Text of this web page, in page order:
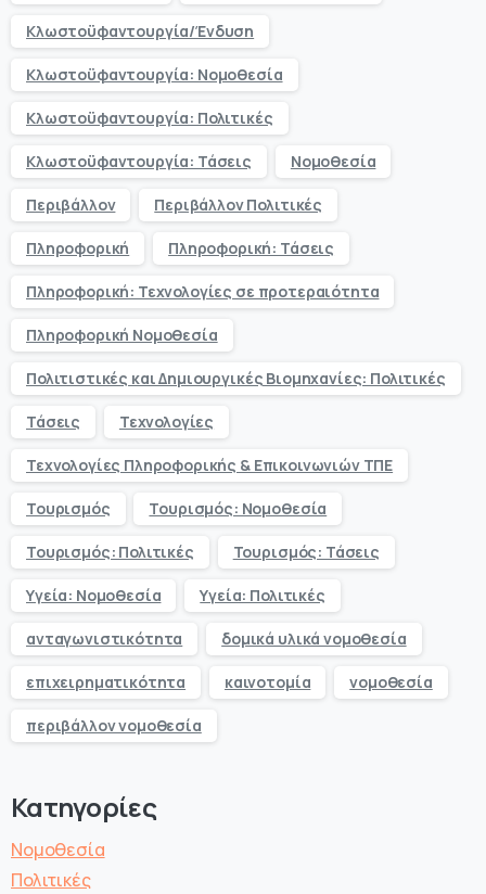
Κλωστοϋφαντουργία/Ένδυση
Κλωστοϋφαντουργία: Νομοθεσία
Κλωστοϋφαντουργία: Πολιτικές
Κλωστοϋφαντουργία: Τάσεις Νομοθεσία
Περιβάλλον Περιβάλλον Πολιτικές
Πληροφορική Πληροφορική: Τάσεις
Πληροφορική: Τεχνολογίες σε προτεραιότητα
Πληροφορική Νομοθεσία
Πολιτιστικές και Δημιουργικές Βιομηχανίες: Πολιτικές
Τάσεις Τεχνολογίες
Τεχνολογίες Πληροφορικής & Επικοινωνιών ΤΠΕ
Τουρισμός Τουρισμός: Νομοθεσία
Τουρισμός: Πολιτικές Τουρισμός: Τάσεις
Υγεία: Νομοθεσία Υγεία: Πολιτικές
ανταγωνιστικότητα δομικά υλικά νομοθεσία
επιχειρηματικότητα καινοτομία νομοθεσία
περιβάλλον νομοθεσία
Κατηγορίες
Νομοθεσία
Πολιτικές